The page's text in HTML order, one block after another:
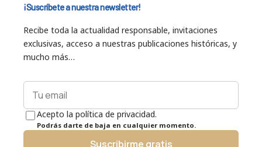
¡Suscríbete a nuestra newsletter!
Recibe toda la actualidad responsable, invitaciones
exclusivas, acceso a nuestras publicaciones históricas, y
mucho más…
Acepto la política de privacidad.
Podrás darte de baja en cualquier momento.
Suscribirme gratis